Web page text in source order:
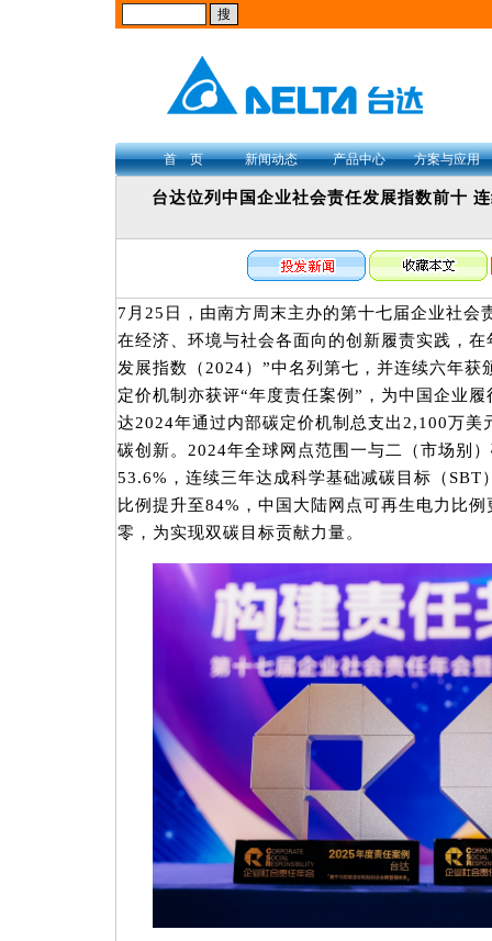
首 页 新闻动态 产品中心 方案与应用
台达位列中国企业社会责任发展指数前十
7月25日，由南方周末主办的第十七届企业社会
在经济、环境与社会各面向的创新履责实践，
发展指数（2024）”中名列第七，并连续六年获
定价机制亦获评“年度责任案例”，为中国企业
达2024年通过内部碳定价机制总支出2,100万美
碳创新。2024年全球网点范围一与二（市场别
53.6%，连续三年达成科学基础减碳目标（SBT
比例提升至84%，中国大陆网点可再生电力比
零，为实现双碳目标贡献力量。